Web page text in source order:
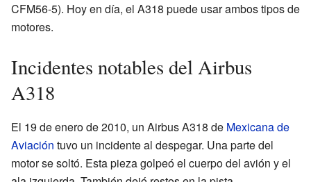
CFM56-5). Hoy en día, el A318 puede usar ambos tipos de
motores.
Incidentes notables del Airbus
A318
El 19 de enero de 2010, un Airbus A318 de Mexicana de
Aviación tuvo un incidente al despegar. Una parte del
motor se soltó. Esta pieza golpeó el cuerpo del avión y el